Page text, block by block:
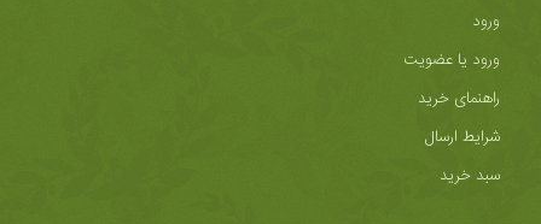
ورود
ورود یا عضویت
راهنمای خرید
شرایط ارسال
سبد خرید